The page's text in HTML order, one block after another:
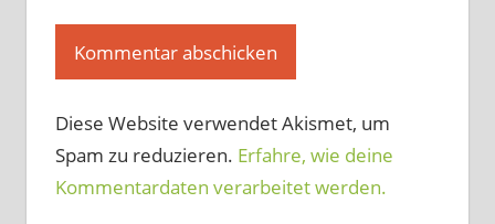
Diese Website verwendet Akismet, um
Spam zu reduzieren. Erfahre, wie deine
Kommentardaten verarbeitet werden.